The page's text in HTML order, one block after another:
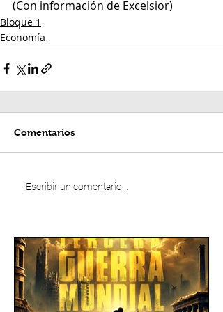
(Con información de Excelsior)
Bloque 1
Economía
Comentarios
Escribir un comentario...